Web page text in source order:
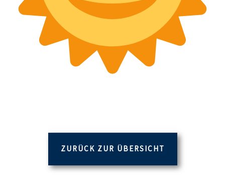
ZURÜCK ZUR ÜBERSICHT